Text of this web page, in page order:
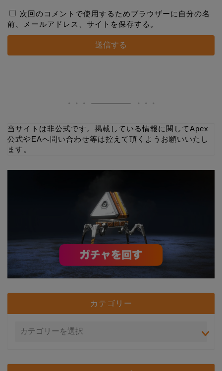
次回のコメントで使用するためブラウザーに自分の名
前、メールアドレス、サイトを保存する。
当サイトは非公式です。掲載している情報に関してApex
公式やEAへ問い合わせ等は控えて頂くようお願いいたし
ます。
カテゴリー